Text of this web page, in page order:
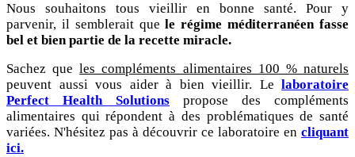
Nous souhaitons tous vieillir en bonne santé. Pour y
parvenir, il semblerait quele régime méditerranéen fasse
bel et bien partie de la recette miracle.
Sachez queles compléments alimentaires 100 % naturels
peuvent aussi vous aider à bien vieillir. Le laboratoire
Perfect Health Solutions propose des compléments
alimentaires qui répondent à des problématiques de santé
variées. N'hésitez pas à découvrir ce laboratoire en cliquant
ici.